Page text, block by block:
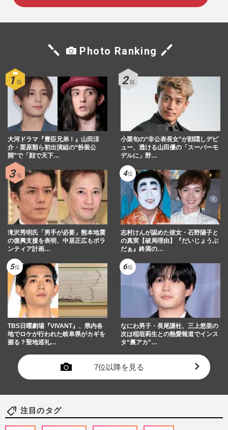
Photo Ranking
大河ドラマ『豊臣兄弟！』山田涼
介・栗原類ら初出演組の“扮装公
開”で「顔で天下…
小栗旬の“非公表長女”が顔隠しデビ
ュー、透ける山田優の「スーパーモ
デルに」野…
滝沢秀明氏「男手が必要」熊本地震
の復興支援を表明、中居正広もボラ
ンティア計画…
志村けんが認めた彼女・石野陽子と
の真実【破局理由】『だいじょうぶ
だぁ』終焉の…
TBS日曜劇場『VIVANT』、県内各
地でロケが行われた岐阜県がカギを
握る？聖地巡礼…
なにわ男子・長尾謙杜、三上悠亜の
次は稲垣莉生との熱愛報道でインス
タ“裏アカ”…
7位以降を見る
注目のタグ